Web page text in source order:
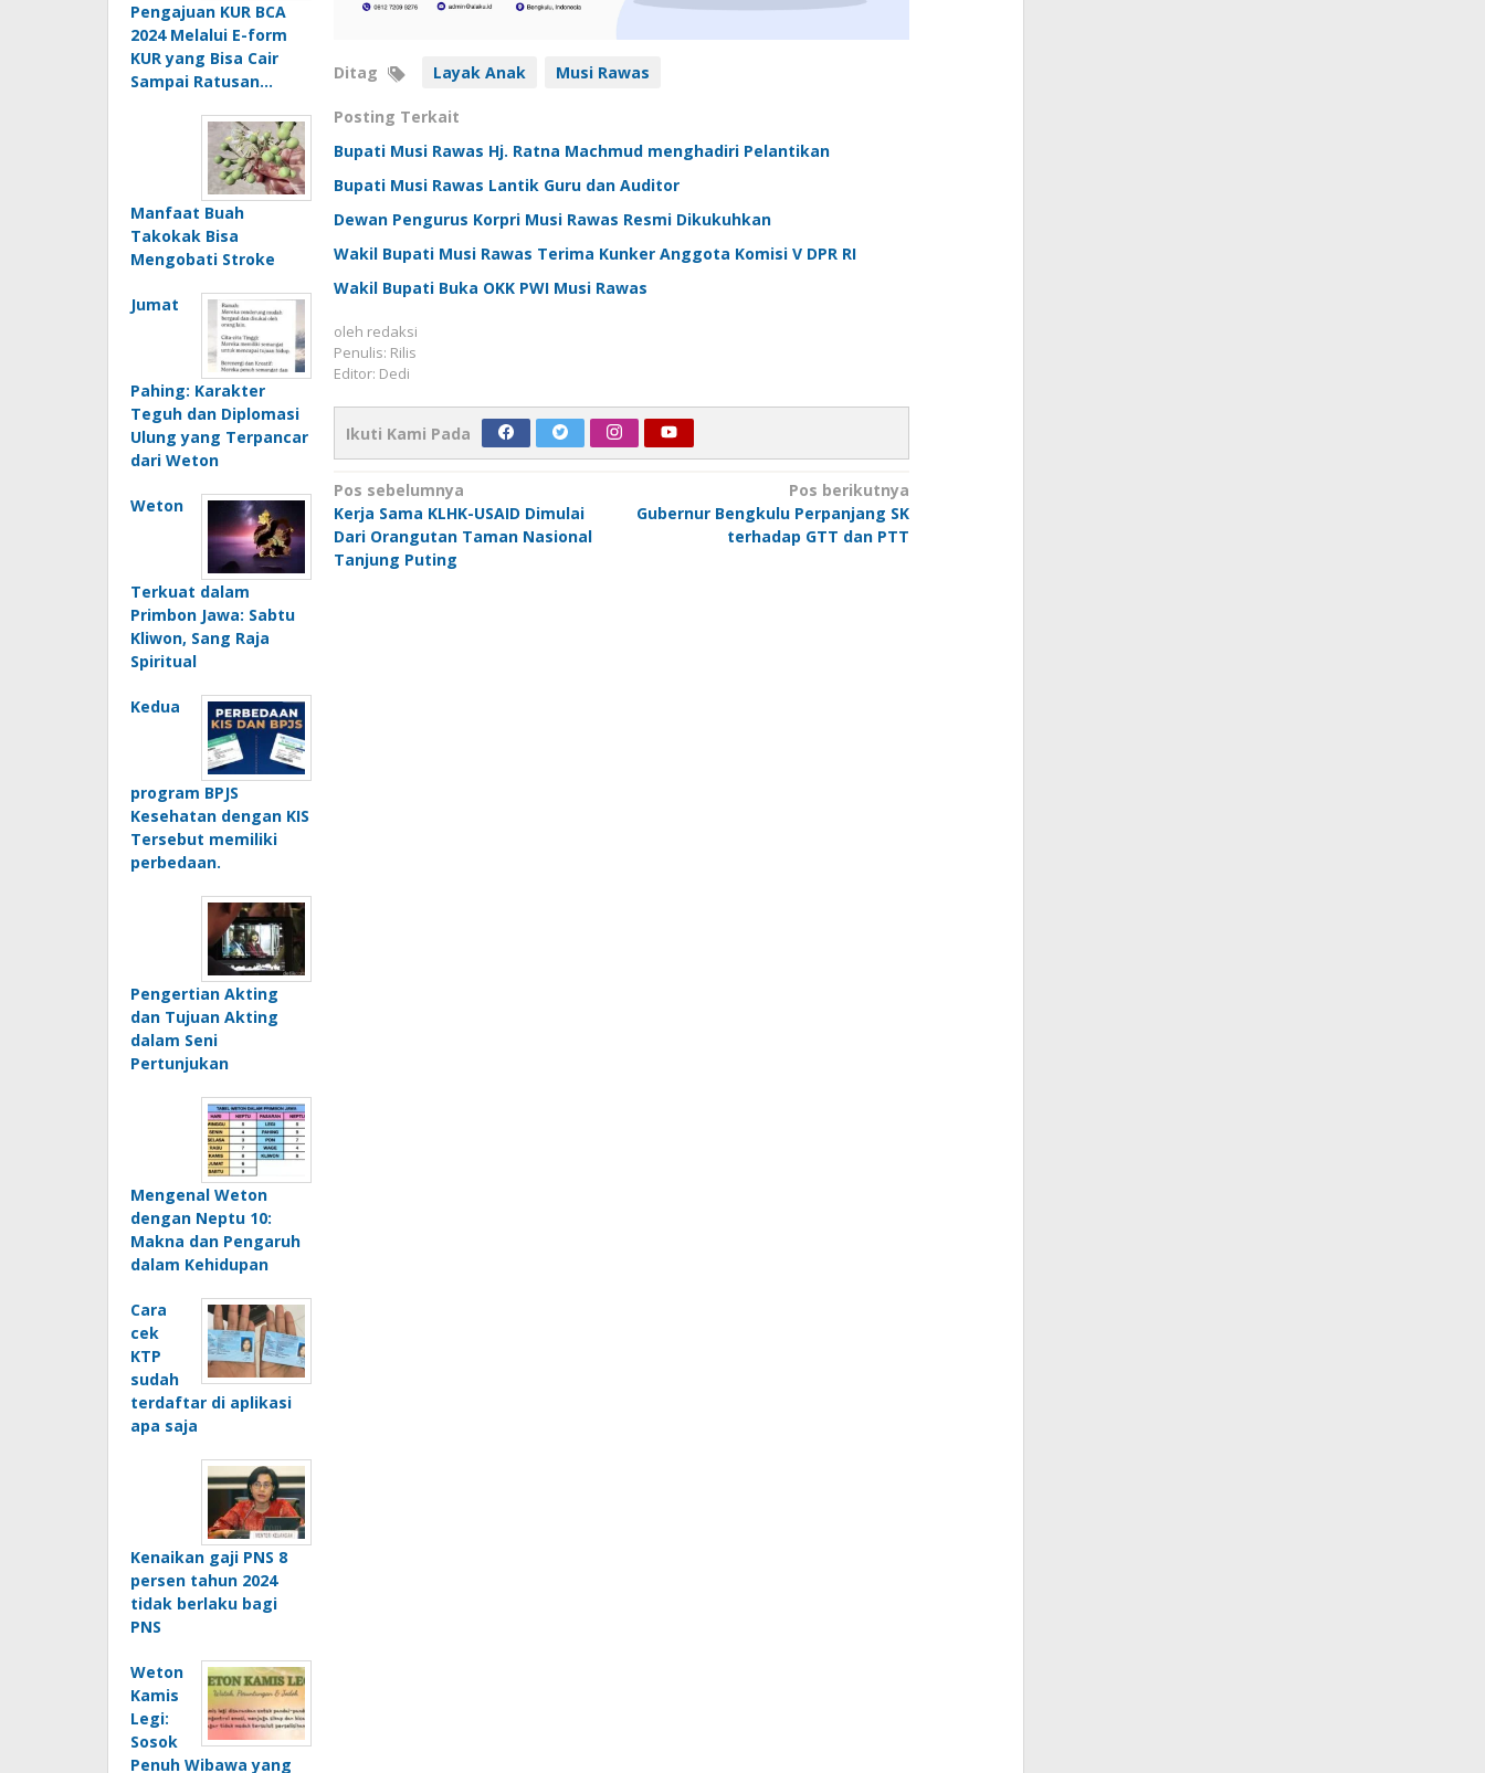
Pengajuan KUR BCA
2024 Melalui E-form
KUR yang Bisa Cair
Sampai Ratusan…
Manfaat Buah
Takokak Bisa
Mengobati Stroke
Jumat
Pahing: Karakter
Teguh dan Diplomasi
Ulung yang Terpancar
dari Weton
Weton
Terkuat dalam
Primbon Jawa: Sabtu
Kliwon, Sang Raja
Spiritual
Kedua
program BPJS
Kesehatan dengan KIS
Tersebut memiliki
perbedaan.
Pengertian Akting
dan Tujuan Akting
dalam Seni
Pertunjukan
Mengenal Weton
dengan Neptu 10:
Makna dan Pengaruh
dalam Kehidupan
Cara
cek
KTP
sudah
terdaftar di aplikasi
apa saja
Kenaikan gaji PNS 8
persen tahun 2024
tidak berlaku bagi
PNS
Weton
Kamis
Legi:
Sosok
Penuh Wibawa yang
Ditag Layak Anak Musi Rawas
Posting Terkait
Bupati Musi Rawas Hj. Ratna Machmud menghadiri Pelantikan
Bupati Musi Rawas Lantik Guru dan Auditor
Dewan Pengurus Korpri Musi Rawas Resmi Dikukuhkan
Wakil Bupati Musi Rawas Terima Kunker Anggota Komisi V DPR RI
Wakil Bupati Buka OKK PWI Musi Rawas
oleh redaksi
Penulis: Rilis
Editor: Dedi
Ikuti Kami Pada
Navigasi
pos
Pos sebelumnya
Kerja Sama KLHK-USAID Dimulai
Dari Orangutan Taman Nasional
Tanjung Puting
Pos berikutnya
Gubernur Bengkulu Perpanjang SK
terhadap GTT dan PTT